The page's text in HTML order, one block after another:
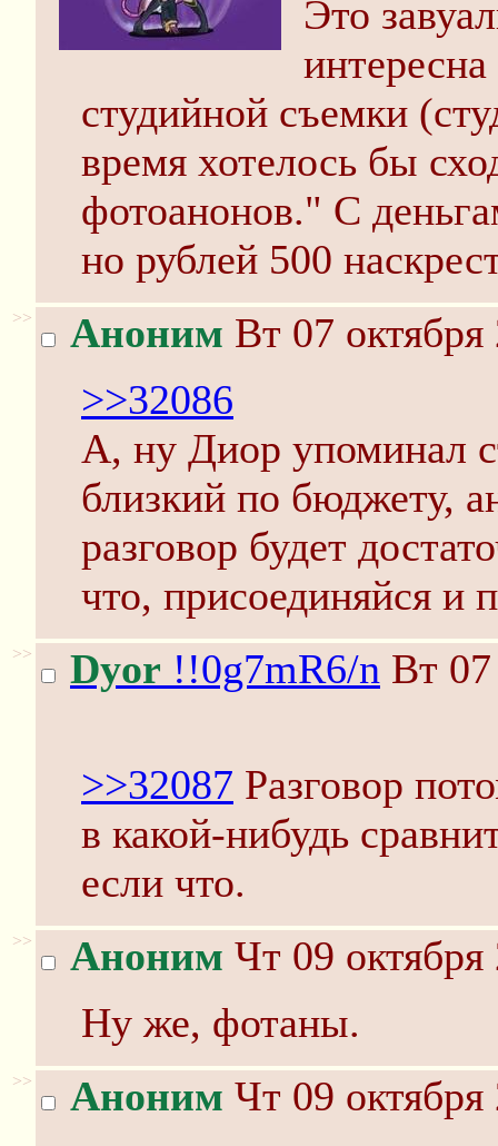
Это
студийной съемки
время хотелось бы
фотоанонов." С
но рублей 500
>> Аноним Вт 07
>>32086
А, ну Диор упоминал
близкий по бюджету,
разговор будет
что, присоединяйся
>> Dyor !!0g7mR6/n Вт
>>32087 Разговор
в какой-нибудь
если что.
>> Аноним Чт 09
Ну же, фотаны.
>> Аноним Чт 09